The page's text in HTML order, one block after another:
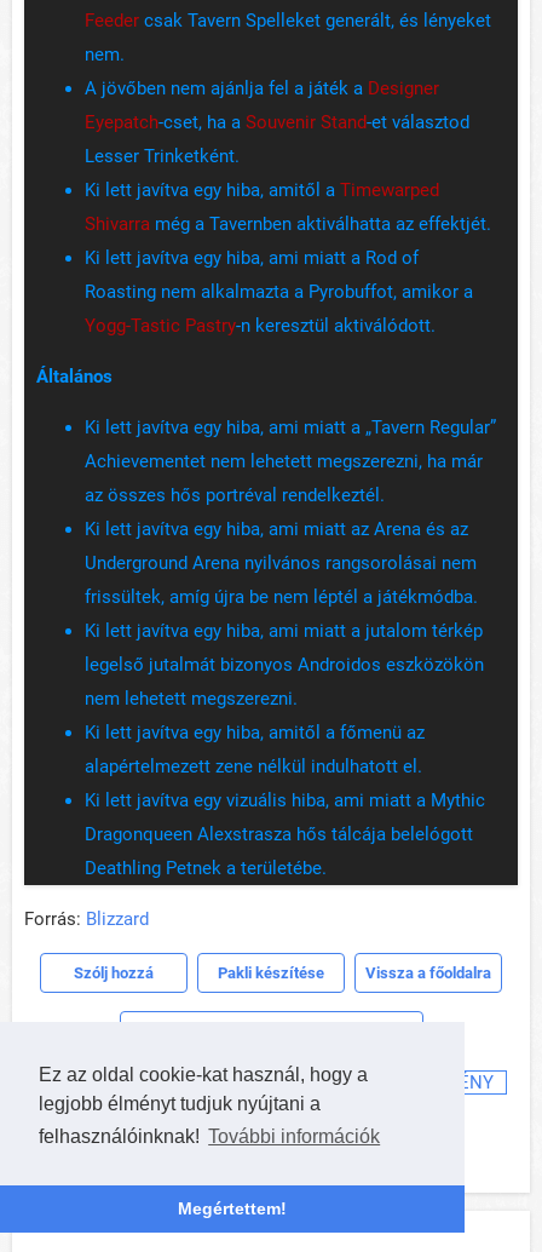
Ez az oldal cookie-kat használ, hogy a
legjobb élményt tudjuk nyújtani a
felhasználóinknak! További információk
Megértettem!
Feeder csak Tavern Spelleket generált, és lényeket
nem.
A jövőben nem ajánlja fel a játék a Designer
Eyepatch-cset, ha a Souvenir Stand-et választod
Lesser Trinketként.
Ki lett javítva egy hiba, amitől a Timewarped
Shivarra még a Tavernben aktiválhatta az effektjét.
Ki lett javítva egy hiba, ami miatt a Rod of
Roasting nem alkalmazta a Pyrobuffot, amikor a
Yogg-Tastic Pastry-n keresztül aktiválódott.
Általános
Ki lett javítva egy hiba, ami miatt a „Tavern Regular”
Achievementet nem lehetett megszerezni, ha már
az összes hős portréval rendelkeztél.
Ki lett javítva egy hiba, ami miatt az Arena és az
Underground Arena nyilvános rangsorolásai nem
frissültek, amíg újra be nem léptél a játékmódba.
Ki lett javítva egy hiba, ami miatt a jutalom térkép
legelső jutalmát bizonyos Androidos eszközökön
nem lehetett megszerezni.
Ki lett javítva egy hiba, amitől a főmenü az
alapértelmezett zene nélkül indulhatott el.
Ki lett javítva egy vizuális hiba, ami miatt a Mythic
Dragonqueen Alexstrasza hős tálcája belelógott
Deathling Petnek a területébe.
Forrás: Blizzard
Szólj hozzá Pakli készítése Vissza a főoldalra
PATCH KIEGÉSZÍTŐ VIOLETHOLD
ESEMÉNY
KÁRTYA